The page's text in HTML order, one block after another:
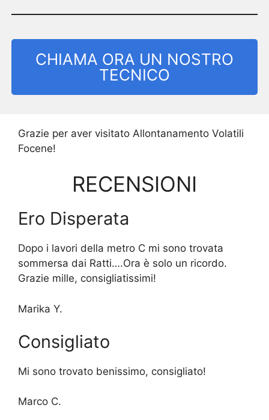
CHIAMA ORA UN NOSTRO
TECNICO
Grazie per aver visitato Allontanamento Volatili
Focene!
RECENSIONI
Ero Disperata
Dopo i lavori della metro C mi sono trovata
sommersa dai Ratti….Ora è solo un ricordo.
Grazie mille, consigliatissimi!
Marika Y.
Consigliato
Mi sono trovato benissimo, consigliato!
Marco C.